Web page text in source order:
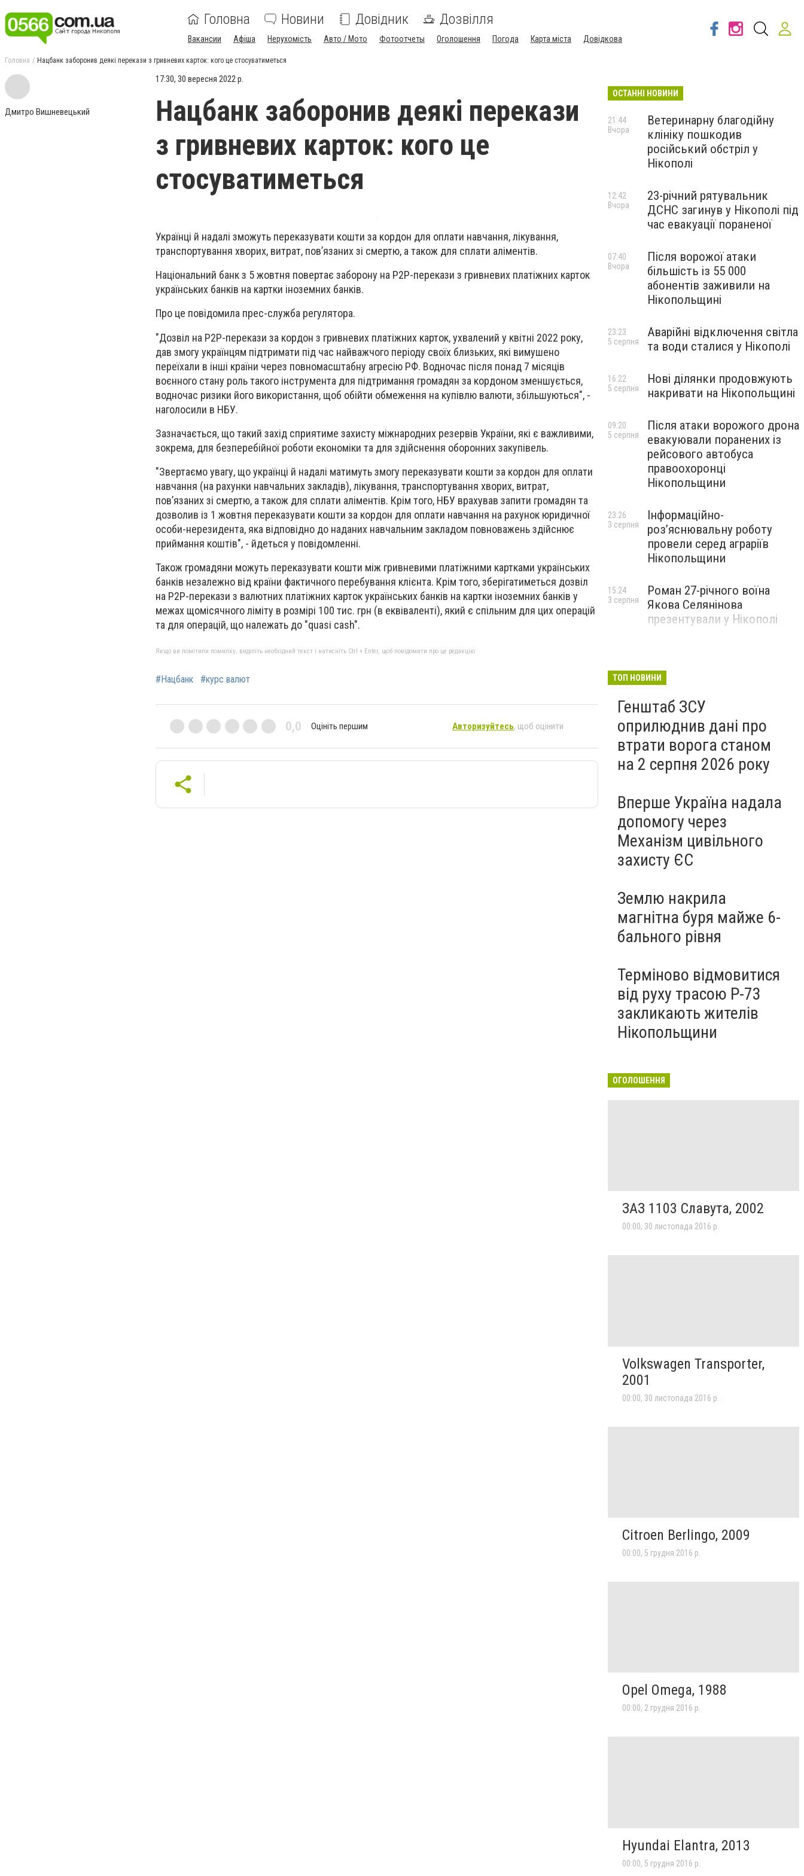
Головна Новини Довідник Дозвілля
Вакансии Афіша Нерухомість Авто / Мото Фотоотчеты Оголошення Погода Карта міста Довідкова
Головна Нацбанк заборонив деякі перекази з гривневих карток: кого це стосуватиметься
Дмитро Вишневецький
17:30, 30 вересня 2022 р.
Нацбанк заборонив деякі перекази
з гривневих карток: кого це
стосуватиметься
Українці й надалі зможуть переказувати кошти за кордон для оплати навчання, лікування,
транспортування хворих, витрат, пов’язаних зі смертю, а також для сплати аліментів.
Національний банк з 5 жовтня повертає заборону на Р2Р-перекази з гривневих платіжних карток
українських банків на картки іноземних банків.
Про це повідомила прес-служба регулятора.
"Дозвіл на Р2Р-перекази за кордон з гривневих платіжних карток, ухвалений у квітні 2022 року,
дав змогу українцям підтримати під час найважчого періоду своїх близьких, які вимушено
переїхали в інші країни через повномасштабну агресію РФ. Водночас після понад 7 місяців
воєнного стану роль такого інструмента для підтримання громадян за кордоном зменшується,
водночас ризики його використання, щоб обійти обмеження на купівлю валюти, збільшуються", -
наголосили в НБУ.
Зазначається, що такий захід сприятиме захисту міжнародних резервів України, які є важливими,
зокрема, для безперебійної роботи економіки та для здійснення оборонних закупівель.
"Звертаємо увагу, що українці й надалі матимуть змогу переказувати кошти за кордон для оплати
навчання (на рахунки навчальних закладів), лікування, транспортування хворих, витрат,
пов’язаних зі смертю, а також для сплати аліментів. Крім того, НБУ врахував запити громадян та
дозволив із 1 жовтня переказувати кошти за кордон для оплати навчання на рахунок юридичної
особи-нерезидента, яка відповідно до наданих навчальним закладом повноважень здійснює
приймання коштів", - йдеться у повідомленні.
Також громадяни можуть переказувати кошти між гривневими платіжними картками українських
банків незалежно від країни фактичного перебування клієнта. Крім того, зберігатиметься дозвіл
на Р2Р-перекази з валютних платіжних карток українських банків на картки іноземних банків у
межах щомісячного ліміту в розмірі 100 тис. грн (в еквіваленті), який є спільним для цих операцій
та для операцій, що належать до "quasi cash".
Якщо ви помітили помилку, виділіть необхідний текст і натисніть Ctrl + Enter, щоб повідомити про це редакцію
#Нацбанк #курс валют
0,0 Оцініть першим Авторизуйтесь, щоб оцінити
ОСТАННІ НОВИНИ
Ветеринарну благодійну
клініку пошкодив
російський обстріл у
Нікополі
21:44
Вчора
23-річний рятувальник
ДСНС загинув у Нікополі під
час евакуації пораненої
12:42
Вчора
Після ворожої атаки
більшість із 55 000
абонентів заживили на
Нікопольщині
07:40
Вчора
Аварійні відключення світла
та води сталися у Нікополі
23:23
5 серпня
Нові ділянки продовжують
накривати на Нікопольщині
16:22
5 серпня
Після атаки ворожого дрона
евакуювали поранених із
рейсового автобуса
правоохоронці
Нікопольщини
09:20
5 серпня
Інформаційно-
роз’яснювальну роботу
провели серед аграріїв
Нікопольщини
23:26
3 серпня
Роман 27-річного воїна
Якова Селянінова
презентували у Нікополі
15:24
3 серпня
ТОП НОВИНИ
Генштаб ЗСУ
оприлюднив дані про
втрати ворога станом
на 2 серпня 2026 року
Вперше Україна надала
допомогу через
Механізм цивільного
захисту ЄС
Землю накрила
магнітна буря майже 6-
бального рівня
Терміново відмовитися
від руху трасою Р-73
закликають жителів
Нікопольщини
ОГОЛОШЕННЯ
ЗАЗ 1103 Славута, 2002
00:00, 30 листопада 2016 р.
Volkswagen Transporter,
2001
00:00, 30 листопада 2016 р.
Citroen Berlingo, 2009
00:00, 5 грудня 2016 р.
Opel Omega, 1988
00:00, 2 грудня 2016 р.
Hyundai Elantra, 2013
00:00, 5 грудня 2016 р.